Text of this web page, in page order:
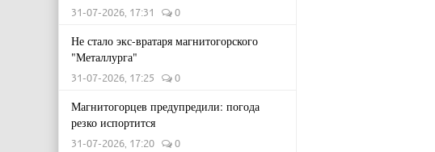
31-07-2026, 17:31 0
Не стало экс-вратаря магнитогорского
"Металлурга"
31-07-2026, 17:25 0
Магнитогорцев предупредили: погода
резко испортится
31-07-2026, 17:20 0